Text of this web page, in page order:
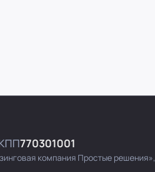
770301001
компания Простые решения»,